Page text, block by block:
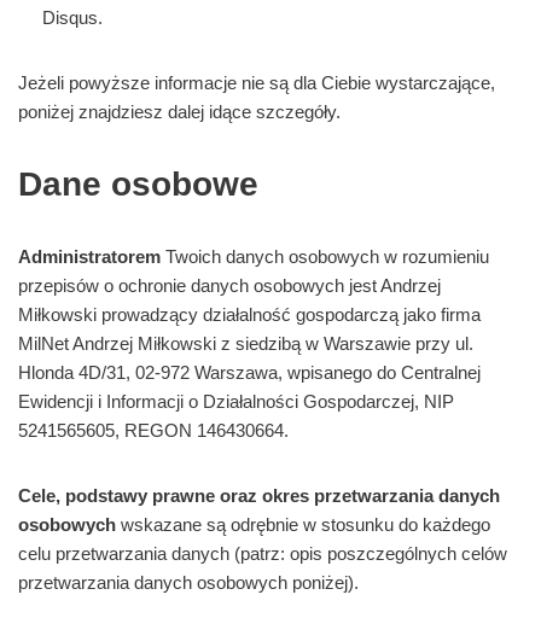
Disqus.
Jeżeli powyższe informacje nie są dla Ciebie wystarczające,
poniżej znajdziesz dalej idące szczegóły.
Dane osobowe
Administratorem Twoich danych osobowych w rozumieniu
przepisów o ochronie danych osobowych jest Andrzej
Miłkowski prowadzący działalność gospodarczą jako firma
MilNet Andrzej Miłkowski z siedzibą w Warszawie przy ul.
Hlonda 4D/31, 02-972 Warszawa, wpisanego do Centralnej
Ewidencji i Informacji o Działalności Gospodarczej, NIP
5241565605, REGON 146430664.
Cele, podstawy prawne oraz okres przetwarzania danych
osobowych wskazane są odrębnie w stosunku do każdego
celu przetwarzania danych (patrz: opis poszczególnych celów
przetwarzania danych osobowych poniżej).